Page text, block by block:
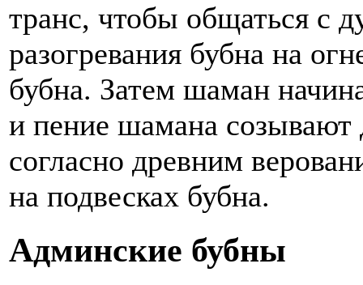
транс, чтобы общаться с
разогревания бубна на
бубна. Затем шаман
и пение шамана
согласно древним
на подвесках бубна.
Админские бубны